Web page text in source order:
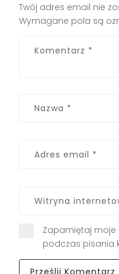
Twój adres email nie
Wymagane pola są
Zapamiętaj moje
podczas pisania